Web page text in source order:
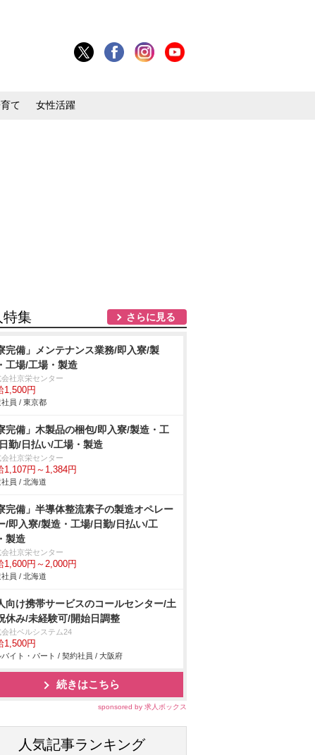
て 女性活躍
特集 さらに見る
完備」メンテナンス業務/即入寮/製
工場/工場・製造
社京栄センター
1,500円
社員 / 東京都
完備」木製品の梱包/即入寮/製造・工
勤/日払い/工場・製造
社京栄センター
1,107円～1,384円
員 / 北海道
完備」半導体整流素子の製造オペレー
/即入寮/製造・工場/日勤/日払い/工
製造
社京栄センター
1,600円～2,000円
員 / 北海道
向け携帯サービスのコールセンター/土
休み/未経験可/開始日調整
会社ベルシステム24
1,500円
バイト・パート / 契約社員 / 大阪府
続きはこちら
sponsored by 求人ボックス
人気記事ランキング